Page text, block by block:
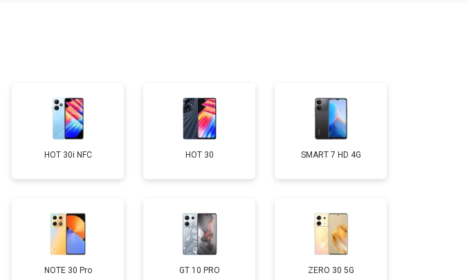
от 60 мин от 1400 ₽
от 50 мин от 1750 ₽ Заказать
от 90 мин от 3200 ₽ Заказать
HOT 30i NFC HOT 30 SMART 7 HD 4G
NOTE 30 Pro GT 10 PRO ZERO 30 5G